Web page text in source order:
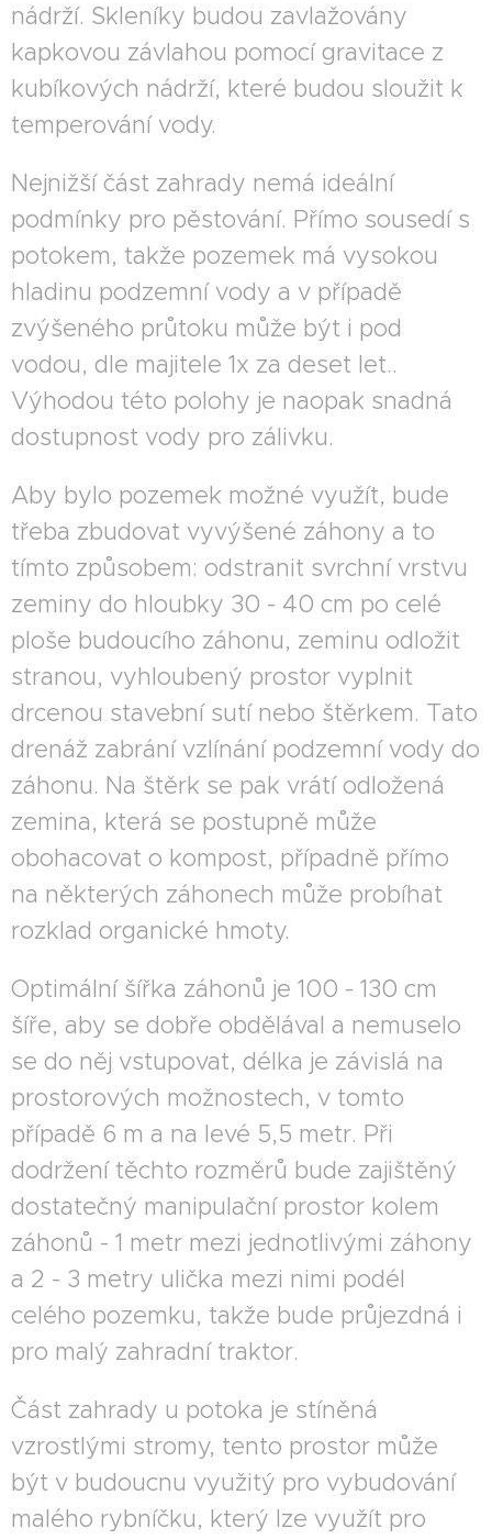
nádrží. Skleníky budou zavlažovány
kapkovou závlahou pomocí gravitace z
kubíkových nádrží, které budou sloužit k
temperování vody.
Nejnižší část zahrady nemá ideální
podmínky pro pěstování. Přímo sousedí s
potokem, takže pozemek má vysokou
hladinu podzemní vody a v případě
zvýšeného průtoku může být i pod
vodou, dle majitele 1x za deset let..
Výhodou této polohy je naopak snadná
dostupnost vody pro zálivku.
Aby bylo pozemek možné využít, bude
třeba zbudovat vyvýšené záhony a to
tímto způsobem: odstranit svrchní vrstvu
zeminy do hloubky 30 - 40 cm po celé
ploše budoucího záhonu, zeminu odložit
stranou, vyhloubený prostor vyplnit
drcenou stavební sutí nebo štěrkem. Tato
drenáž zabrání vzlínání podzemní vody do
záhonu. Na štěrk se pak vrátí odložená
zemina, která se postupně může
obohacovat o kompost, případně přímo
na některých záhonech může probíhat
rozklad organické hmoty.
Optimální šířka záhonů je 100 - 130 cm
šíře, aby se dobře obdělával a nemuselo
se do něj vstupovat, délka je závislá na
prostorových možnostech, v tomto
případě 6 m a na levé 5,5 metr. Při
dodržení těchto rozměrů bude zajištěný
dostatečný manipulační prostor kolem
záhonů - 1 metr mezi jednotlivými záhony
a 2 - 3 metry ulička mezi nimi podél
celého pozemku, takže bude průjezdná i
pro malý zahradní traktor.
Část zahrady u potoka je stíněná
vzrostlými stromy, tento prostor může
být v budoucnu využitý pro vybudování
malého rybníčku, který lze využít pro